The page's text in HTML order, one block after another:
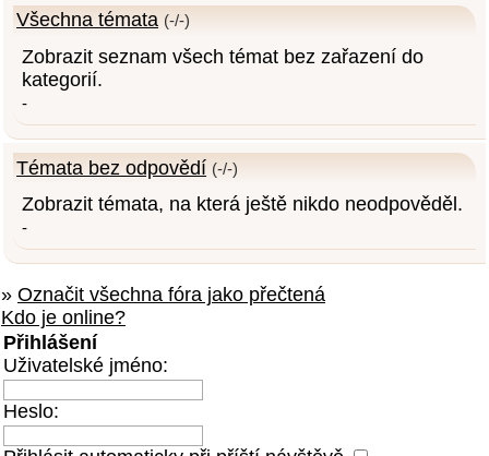
Všechna témata (-/-)
Zobrazit seznam všech témat bez zařazení do
kategorií.
-
Témata bez odpovědí (-/-)
Zobrazit témata, na která ještě nikdo neodpověděl.
-
» Označit všechna fóra jako přečtená
Kdo je online?
Přihlášení
Uživatelské jméno:
Heslo: